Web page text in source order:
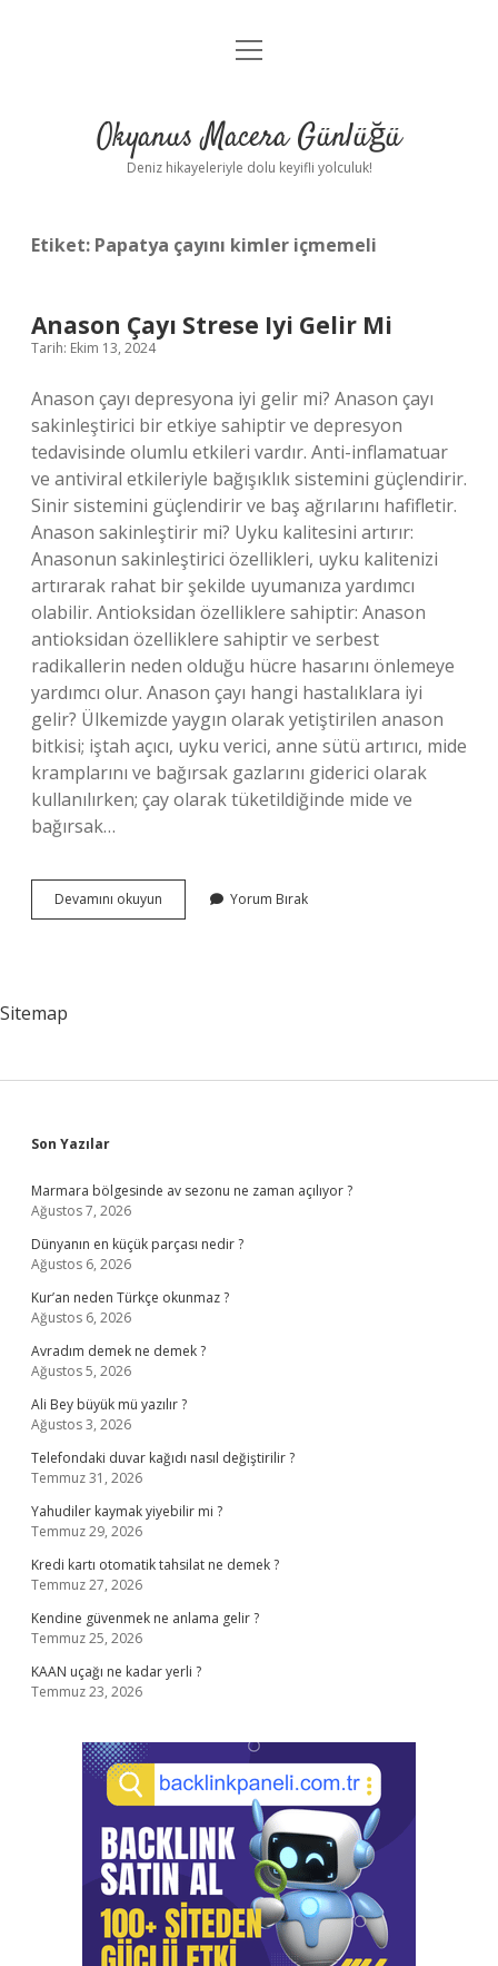
Anasayfa
Yasal Uyarı
menüyü
Okyanus Macera Günlüğü
Deniz hikayeleriyle dolu keyifli yolculuk!
Etiket: Papatya çayını kimler içmemeli
Anason Çayı Strese Iyi Gelir Mi
Tarih: Ekim 13, 2024
Anason çayı depresyona iyi gelir mi? Anason çayı
sakinleştirici bir etkiye sahiptir ve depresyon
tedavisinde olumlu etkileri vardır. Anti-inflamatuar
ve antiviral etkileriyle bağışıklık sistemini güçlendirir.
Sinir sistemini güçlendirir ve baş ağrılarını hafifletir.
Anason sakinleştirir mi? Uyku kalitesini artırır:
Anasonun sakinleştirici özellikleri, uyku kalitenizi
artırarak rahat bir şekilde uyumanıza yardımcı
olabilir. Antioksidan özelliklere sahiptir: Anason
antioksidan özelliklere sahiptir ve serbest
radikallerin neden olduğu hücre hasarını önlemeye
yardımcı olur. Anason çayı hangi hastalıklara iyi
gelir? Ülkemizde yaygın olarak yetiştirilen anason
bitkisi; iştah açıcı, uyku verici, anne sütü artırıcı, mide
kramplarını ve bağırsak gazlarını giderici olarak
kullanılırken; çay olarak tüketildiğinde mide ve
bağırsak…
Devamını okuyun
Çayı
Yorum Bırak
Sitemap
Sidebar
Son Yazılar
Marmara bölgesinde av sezonu ne zaman açılıyor ?
Ağustos 7, 2026
Dünyanın en küçük parçası nedir ?
Ağustos 6, 2026
Kur’an neden Türkçe okunmaz ?
Ağustos 6, 2026
Avradım demek ne demek ?
Ağustos 5, 2026
Ali Bey büyük mü yazılır ?
Ağustos 3, 2026
Telefondaki duvar kağıdı nasıl değiştirilir ?
Temmuz 31, 2026
Yahudiler kaymak yiyebilir mi ?
Temmuz 29, 2026
Kredi kartı otomatik tahsilat ne demek ?
Temmuz 27, 2026
Kendine güvenmek ne anlama gelir ?
Temmuz 25, 2026
KAAN uçağı ne kadar yerli ?
Temmuz 23, 2026